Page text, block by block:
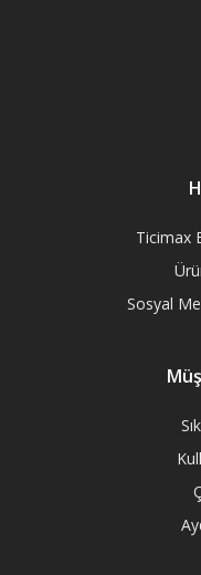
Ticimax
Sosyal